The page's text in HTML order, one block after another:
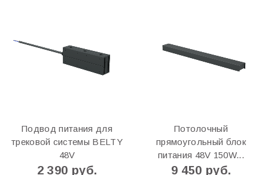
Подвод питания для
трековой системы BELTY
48V
2 390 руб.
Потолочный
прямоугольный блок
питания 48V 150W...
9 450 руб.